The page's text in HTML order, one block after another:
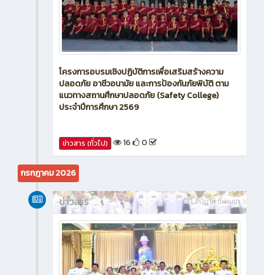
โครงการอบรมเชิงปฏิบัติการเพื่อเสริมสร้างความ
ปลอดภัย อาชีวอนามัย และการป้องกันภัยพิบัติ ตาม
แนวทางสถานศึกษาปลอดภัย (Safety College)
16 0
กรกฎาคม 2026
ข่าวสาร